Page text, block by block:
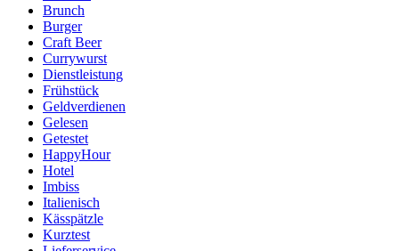
Brunch
Burger
Craft Beer
Currywurst
Dienstleistung
Frühstück
Geldverdienen
Gelesen
Getestet
HappyHour
Hotel
Imbiss
Italienisch
Kässpätzle
Kurztest